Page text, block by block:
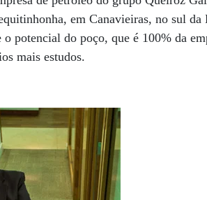
em Canavieiras, no sul
potencial do poço, que é 100% da
mais estudos.